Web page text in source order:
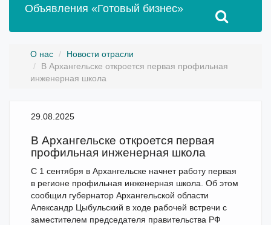
Объявления «Готовый бизнес»
О нас
Новости отрасли
В Архангельске откроется первая профильная
инженерная школа
29.08.2025
В Архангельске откроется первая
профильная инженерная школа
С 1 сентября в Архангельске начнет работу первая
в регионе профильная инженерная школа. Об этом
сообщил губернатор Архангельской области
Александр Цыбульский в ходе рабочей встречи с
заместителем председателя правительства РФ